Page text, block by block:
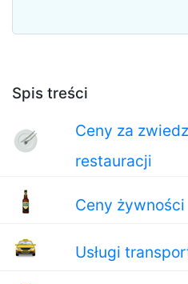
Spis treści
Ceny za
restauracji
Ceny żywności
Usługi